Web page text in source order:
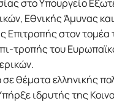
στο Υπουργείο
Εθνικής Άµυνας
στον τοµέα
τροπής του
θέµατα ελληνικής
ιδρυτής της